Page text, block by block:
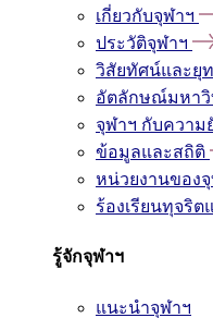
เกี่ยวกับจุฬาฯ
ประวัติจุฬาฯ
วิสัยทัศน์และยุ
อัตลักษณ์มหาวิ
จุฬาฯ กับความ
ข้อมูลและสถิติ
หน่วยงานของ
ร้องเรียนทุจริ
รู้จักจุฬาฯ
แนะนำจุฬาฯ